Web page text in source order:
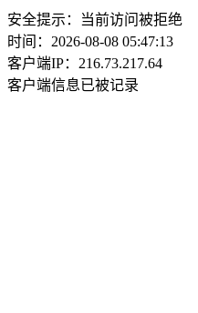
安全提示：当前访问被拒绝
时间：2026-08-08 05:47:13
客户端IP：216.73.217.64
客户端信息已被记录